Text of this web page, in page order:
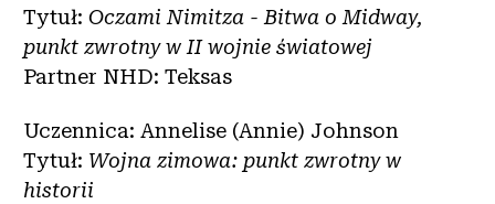
Tytuł: Oczami Nimitza - Bitwa o Midway,
punkt zwrotny w II wojnie światowej
Partner NHD: Teksas
Uczennica: Annelise (Annie) Johnson
Tytuł: Wojna zimowa: punkt zwrotny w
historii